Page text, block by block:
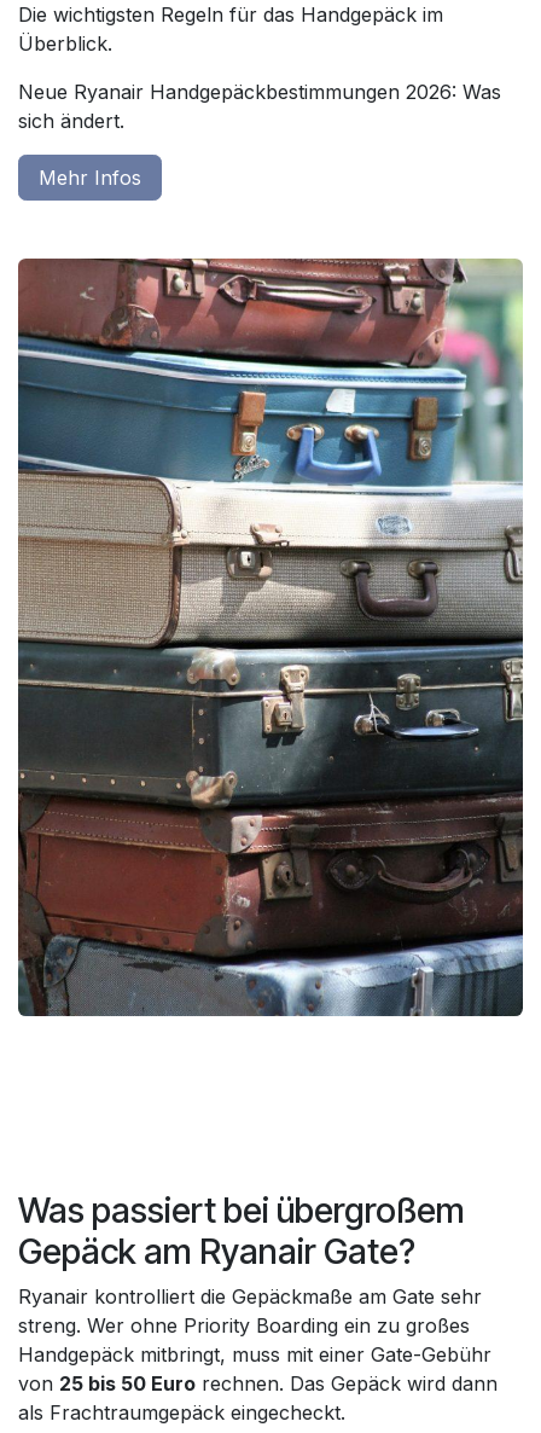
Die wichtigsten Regeln für das Handgepäck im
Überblick.
Neue Ryanair Handgepäckbestimmungen 2026: Was
sich ändert.
Mehr Infos
Was passiert bei übergroßem
Gepäck am Ryanair Gate?
Ryanair kontrolliert die Gepäckmaße am Gate sehr
streng. Wer ohne Priority Boarding ein zu großes
Handgepäck mitbringt, muss mit einer Gate-Gebühr
von 25 bis 50 Euro rechnen. Das Gepäck wird dann
als Frachtraumgepäck eingecheckt.